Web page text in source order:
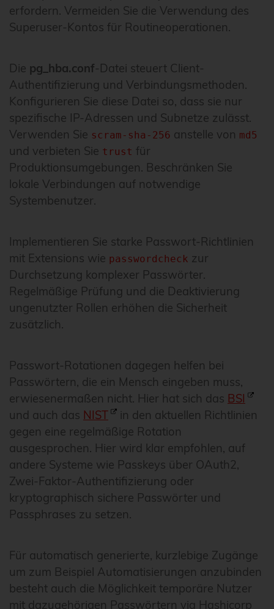
erfordern. Vermeiden Sie die Verwendung des
Superuser-Kontos für Routineoperationen.
Die pg_hba.conf-Datei steuert Client-
Authentifizierung und Verbindungsmethoden.
Konfigurieren Sie diese Datei so, dass sie nur
spezifische IP-Adressen und Subnetze zulässt.
Verwenden Sie scram-sha-256 anstelle von md5
und verbieten Sie trust für
Produktionsumgebungen. Beschränken Sie
lokale Verbindungen auf notwendige
Systembenutzer.
Implementieren Sie starke Passwort-Richtlinien
mit Extensions wie passwordcheck zur
Durchsetzung komplexer Passwörter.
Regelmäßige Prüfung und die Deaktivierung
ungenutzter Rollen erhöhen die Sicherheit
zusätzlich.
Passwort-Rotationen dagegen helfen bei
Passwörtern, die ein Mensch eingeben muss,
erwiesenermaßen nicht. Hier hat sich das BSI
und auch das NIST
in den aktuellen Richtlinien
gegen eine regelmäßige Rotation
ausgesprochen. Hier wird klar empfohlen, auf
andere Systeme wie Passkeys über OAuth2,
Zwei-Faktor-Authentifizierung oder
kryptographisch sichere Passwörter und
Passphrases zu setzen.
Für automatisch generierte, kurzlebige Zugänge
um zum Beispiel Automatisierungen anzubinden
besteht auch die Möglichkeit temporäre Nutzer
mit dazugehörigen Passwörtern via Hashicorp